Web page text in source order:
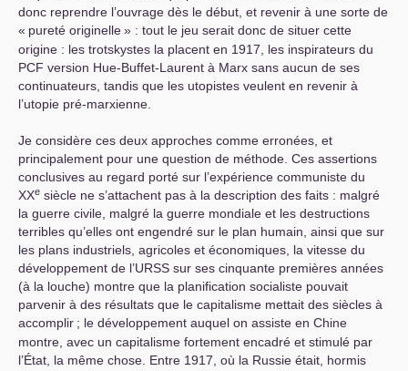
donc reprendre l’ouvrage dès le début, et revenir à une sorte de
« pureté originelle» : tout le jeu serait donc de situer cette
origine : les trotskystes la placent en 1917, les inspirateurs du
PCF version Hue-Buffet-Laurent à Marx sans aucun de ses
continuateurs, tandis que les utopistes veulent en revenir à
l’utopie pré-marxienne.
Je considère ces deux approches comme erronées, et
principalement pour une question de méthode. Ces assertions
conclusives au regard porté sur l’expérience communiste du
XXe siècle ne s’attachent pas à la description des faits : malgré
la guerre civile, malgré la guerre mondiale et les destructions
terribles qu’elles ont engendré sur le plan humain, ainsi que sur
les plans industriels, agricoles et économiques, la vitesse du
développement de l’URSS sur ses cinquante premières années
(à la louche) montre que la planification socialiste pouvait
parvenir à des résultats que le capitalisme mettait des siècles à
accomplir ; le développement auquel on assiste en Chine
montre, avec un capitalisme fortement encadré et stimulé par
l’État, la même chose. Entre 1917, où la Russie était, hormis